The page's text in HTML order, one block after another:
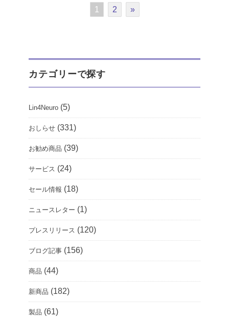
1 2 »
カテゴリーで探す
Lin4Neuro (5)
おしらせ (331)
お勧め商品 (39)
サービス (24)
セール情報 (18)
ニュースレター (1)
プレスリリース (120)
ブログ記事 (156)
商品 (44)
新商品 (182)
製品 (61)